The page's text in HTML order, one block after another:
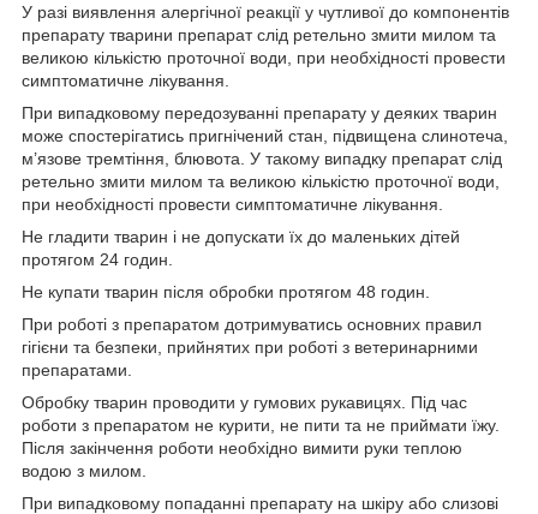
У разі виявлення алергічної реакції у чутливої до компонентів
препарату тварини препарат слід ретельно змити милом та
великою кількістю проточної води, при необхідності провести
симптоматичне лікування.
При випадковому передозуванні препарату у деяких тварин
може спостерігатись пригнічений стан, підвищена слинотеча,
м’язове тремтіння, блювота. У такому випадку препарат слід
ретельно змити милом та великою кількістю проточної води,
при необхідності провести симптоматичне лікування.
Не гладити тварин і не допускати їх до маленьких дітей
протягом 24 годин.
Не купати тварин після обробки протягом 48 годин.
При роботі з препаратом дотримуватись основних правил
гігієни та безпеки, прийнятих при роботі з ветеринарними
препаратами.
Обробку тварин проводити у гумових рукавицях. Під час
роботи з препаратом не курити, не пити та не приймати їжу.
Після закінчення роботи необхідно вимити руки теплою
водою з милом.
При випадковому попаданні препарату на шкіру або слизові